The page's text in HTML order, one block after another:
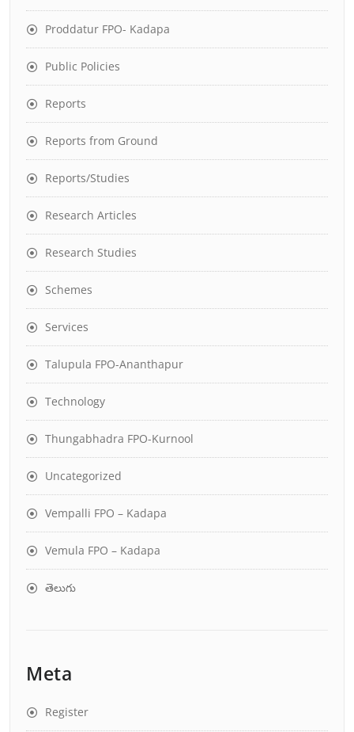
Proddatur FPO- Kadapa
Public Policies
Reports
Reports from Ground
Reports/Studies
Research Articles
Research Studies
Schemes
Services
Talupula FPO-Ananthapur
Technology
Thungabhadra FPO-Kurnool
Uncategorized
Vempalli FPO – Kadapa
Vemula FPO – Kadapa
తెలుగు
Meta
Register